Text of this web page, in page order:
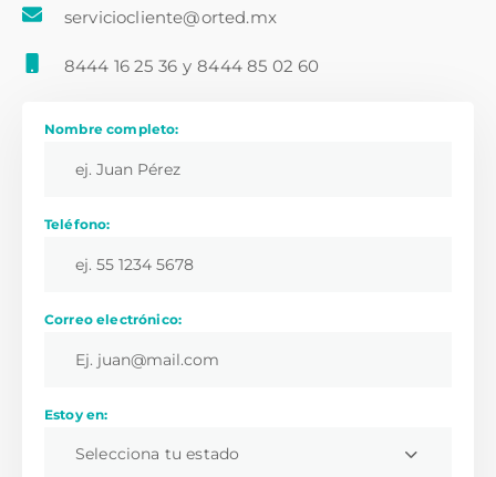
serviciocliente@orted.mx
8444 16 25 36 y 8444 85 02 60
Nombre completo:
Teléfono:
Correo electrónico:
Estoy en:
Selecciona tu estado